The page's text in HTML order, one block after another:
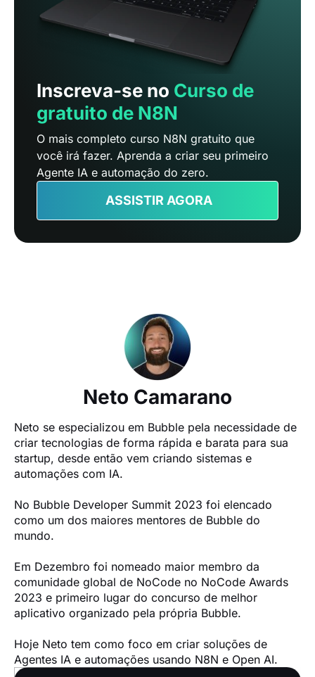
Inscreva-se no Curso de
gratuito de N8N
O mais completo curso N8N gratuito que
você irá fazer. Aprenda a criar seu primeiro
Agente IA e automação do zero.
ASSISTIR AGORA
Neto Camarano
Neto se especializou em Bubble pela necessidade de
criar tecnologias de forma rápida e barata para sua
startup, desde então vem criando sistemas e
automações com IA.
No Bubble Developer Summit 2023 foi elencado
como um dos maiores mentores de Bubble do
mundo.
Em Dezembro foi nomeado maior membro da
comunidade global de NoCode no NoCode Awards
2023 e primeiro lugar do concurso de melhor
aplicativo organizado pela própria Bubble.
Hoje Neto tem como foco em criar soluções de
Agentes IA e automações usando N8N e Open AI.